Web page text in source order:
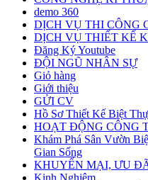
demo 360
DỊCH VỤ THI CÔNG
DỊCH VỤ THIẾT KẾ
Đăng Ký Youtube
ĐỘI NGŨ NHÂN SỰ
Giỏ hàng
Giới thiệu
GỬI CV
Hồ Sơ Thiết Kế Biệt
HOẠT ĐỘNG CÔNG
Khám Phá Sân Vườn
Gian Sống
KHUYẾN MẠI, ƯU